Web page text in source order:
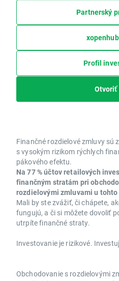
Partnerský
Profil
Otvoriť
Finančné rozdielové zmluvy sú
s vysokým rizikom rýchlych
pákového efektu.
Na 77 % účtov retailových
finančným stratám pri
rozdielovými zmluvami u
Mali by ste zvážiť, či chápete,
fungujú, a či si môžete dovoliť
utrpíte finančné straty.
Investovanie je rizikové.
Obchodovanie s rozdielovými